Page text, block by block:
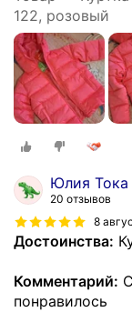
122, розовый
Юлия Тока
20 отзывов
8
Достоинства:
Комментарий:
понравилось